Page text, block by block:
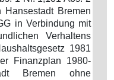
Hansestadt Bremen
in Verbindung mit
Verhaltens
1981
Finanzplan 1980-
Bremen ohne